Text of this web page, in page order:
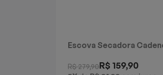
Escova Secadora
R$ 279,90R$ 159,90